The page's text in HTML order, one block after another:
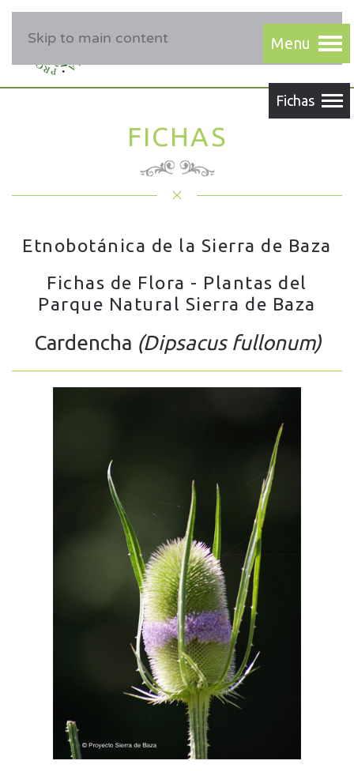
Skip to main content
FICHAS
Etnobotánica de la Sierra de Baza
Fichas de Flora - Plantas del
Parque Natural Sierra de Baza
Cardencha (Dipsacus fullonum)